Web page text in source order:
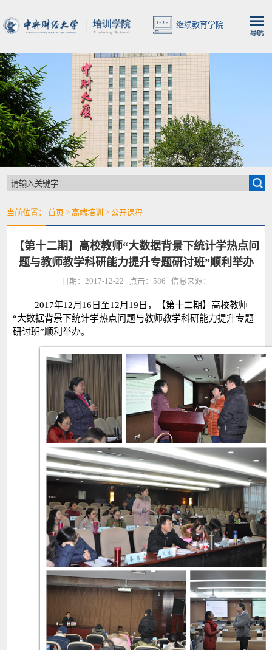
继续教育学院
当前位置： 首页 >高端培训 > 公开课程
【第十二期】高校教师“大数据背景下统计学热点问
题与教师教学科研能力提升专题研讨班”顺利举办
日期：2017-12-22 点击： 586 信息来源：
2017年12月16日至12月19日，【第十二期】高校教师
“大数据背景下统计学热点问题与教师教学科研能力提升专题
研讨班”顺利举办。